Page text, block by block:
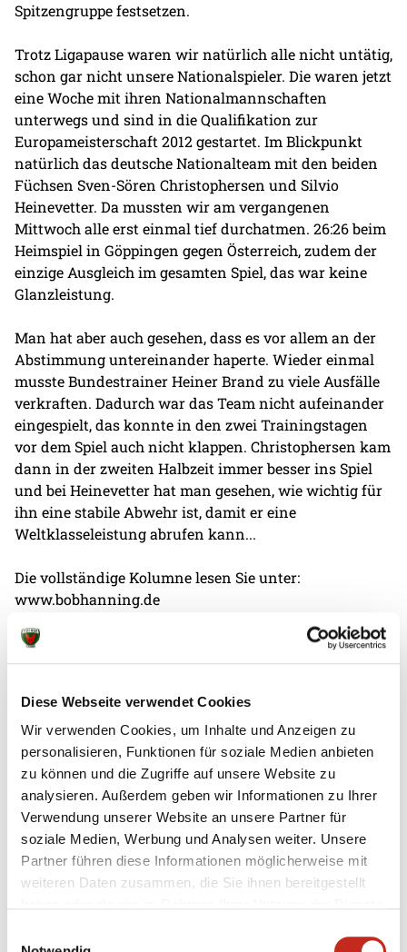
Diese Webseite verwendet Cookies
Wir verwenden Cookies, um Inhalte und Anzeigen zu
personalisieren, Funktionen für soziale Medien anbieten
zu können und die Zugriffe auf unsere Website zu
analysieren. Außerdem geben wir Informationen zu Ihrer
Verwendung unserer Website an unsere Partner für
soziale Medien, Werbung und Analysen weiter. Unsere
Partner führen diese Informationen möglicherweise mit
weiteren Daten zusammen, die Sie ihnen bereitgestellt
Spitzengruppe festsetzen.
Trotz Ligapause waren wir natürlich alle nicht untätig,
schon gar nicht unsere Nationalspieler. Die waren jetzt
eine Woche mit ihren Nationalmannschaften
unterwegs und sind in die Qualifikation zur
Europameisterschaft 2012 gestartet. Im Blickpunkt
natürlich das deutsche Nationalteam mit den beiden
Füchsen Sven-Sören Christophersen und Silvio
Heinevetter. Da mussten wir am vergangenen
Mittwoch alle erst einmal tief durchatmen. 26:26 beim
Heimspiel in Göppingen gegen Österreich, zudem der
einzige Ausgleich im gesamten Spiel, das war keine
Glanzleistung.
Man hat aber auch gesehen, dass es vor allem an der
Abstimmung untereinander haperte. Wieder einmal
musste Bundestrainer Heiner Brand zu viele Ausfälle
verkraften. Dadurch war das Team nicht aufeinander
eingespielt, das konnte in den zwei Trainingstagen
vor dem Spiel auch nicht klappen. Christophersen kam
dann in der zweiten Halbzeit immer besser ins Spiel
und bei Heinevetter hat man gesehen, wie wichtig für
ihn eine stabile Abwehr ist, damit er eine
Weltklasseleistung abrufen kann...
Die vollständige Kolumne lesen Sie unter:
www.bobhanning.de
Weitere News
07.08.2026 | Information | pst